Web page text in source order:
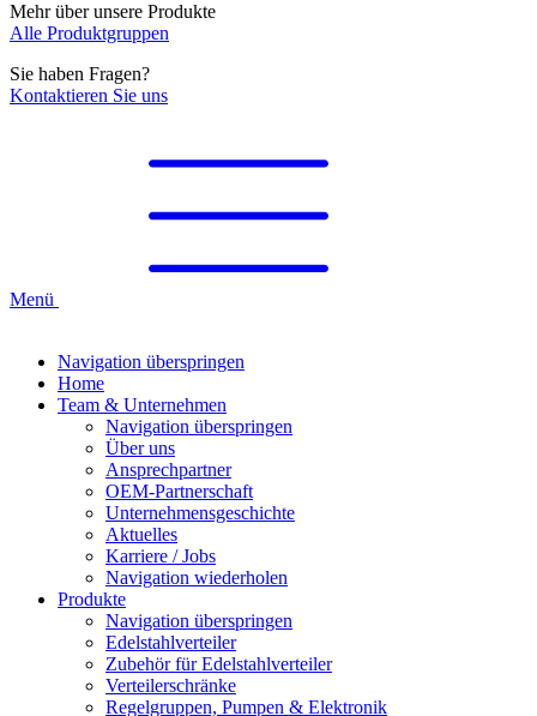
Mehr über unsere Produkte
Alle Produktgruppen
Sie haben Fragen?
Kontaktieren Sie uns
Menü
Navigation überspringen
Home
Team & Unternehmen
Navigation überspringen
Über uns
Ansprechpartner
OEM-Partnerschaft
Unternehmensgeschichte
Aktuelles
Karriere / Jobs
Navigation wiederholen
Produkte
Navigation überspringen
Edelstahlverteiler
Zubehör für Edelstahlverteiler
Verteilerschränke
Regelgruppen, Pumpen & Elektronik